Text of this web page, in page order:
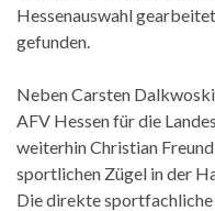
Hessenauswahl
gefunden.
Neben Carsten
AFV Hessen für die
weiterhin Christian
sportlichen Zügel in der
Die direkte